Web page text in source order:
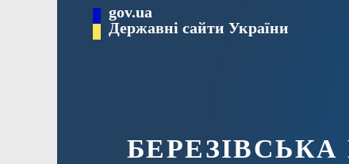
Перейти gov.ua
Державні сайти України